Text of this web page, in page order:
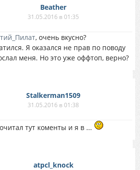
Beather
31.05.2016 в 01:35
, очень вкусно?
Я оказался не прав по поводу
меня. Но это уже оффтоп, верно?
Stalkerman1509
31.05.2016 в 01:38
тут коменты и я в ...
atpcl_knock